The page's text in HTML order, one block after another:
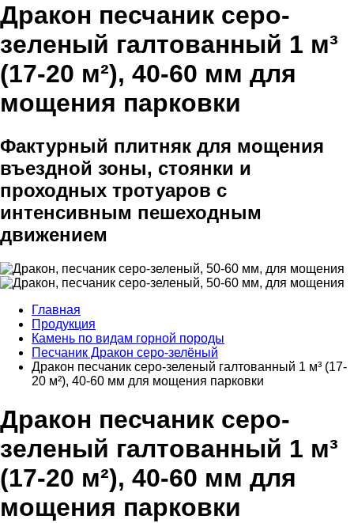
Дракон песчаник серо-
зеленый галтованный 1 м³
(17-20 м²), 40-60 мм для
мощения парковки
Фактурный плитняк для мощения
въездной зоны, стоянки и
проходных тротуаров с
интенсивным пешеходным
движением
Главная
Продукция
Камень по видам горной породы
Песчаник Дракон серо-зелёный
Дракон песчаник серо-зеленый галтованный 1 м³ (17-
20 м²), 40-60 мм для мощения парковки
Дракон песчаник серо-
зеленый галтованный 1 м³
(17-20 м²), 40-60 мм для
мощения парковки